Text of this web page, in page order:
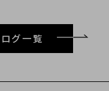
グ一覧